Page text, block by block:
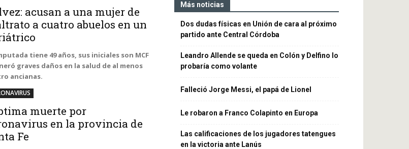
acusan a una mujer de
a cuatro abuelos en un
tiene 49 años, sus iniciales son MCF
graves daños en la salud de al menos
ancianas.
muerte por
en la provincia de
Fe
Más noticias
Dos dudas físicas en Unión de cara al próximo
partido ante Central Córdoba
Leandro Allende se queda en Colón y Delfino lo
probaría como volante
Falleció Jorge Messi, el papá de Lionel
Le robaron a Franco Colapinto en Europa
Las calificaciones de los jugadores tatengues
en la victoria ante Lanús